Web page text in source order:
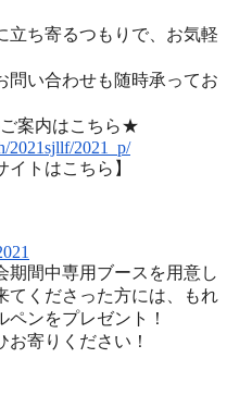
ち寄るつもりで、 お気軽
問い合わせも随時承ってお
ご案内はこちら★
2021sjllf/2021_p/
イトはこちら】
期間中専用ブースを用意し
てくださった方には、
もれ
ペンをプレゼント！
お寄りください！